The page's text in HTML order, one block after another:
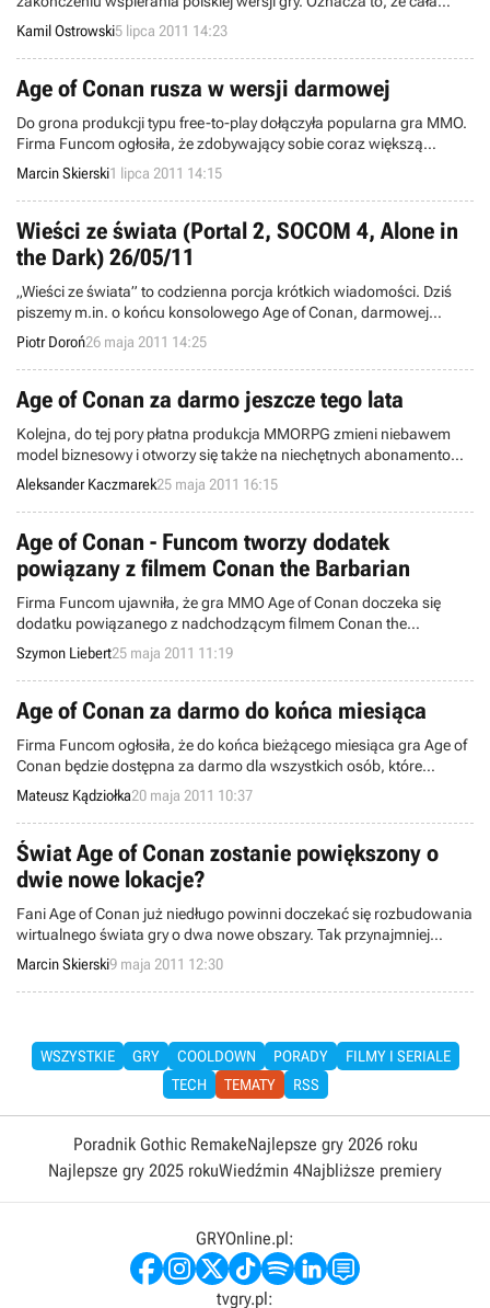
nowa zawartość dodawana do tej produkcji nie będzie dostępna w
naszym języku, ale nasi rodacy stracą też możliwość kontaktowania
się z supportem po polsku. Wciąż nie wiadomo jaki los spotka
serwery skupiające graczy z naszego kraju.
Kamil Ostrowski5 lipca 2011 14:23
Age of Conan rusza w wersji darmowej
Do grona produkcji typu free-to-play dołączyła popularna gra MMO.
Firma Funcom ogłosiła, że zdobywający sobie coraz większą
popularność model biznesowy wszedł już w życie w przypadku Age
of Conan.
Marcin Skierski1 lipca 2011 14:15
Wieści ze świata (Portal 2, SOCOM 4, Alone in
the Dark) 26/05/11
„Wieści ze świata” to codzienna porcja krótkich wiadomości. Dziś
piszemy m.in. o końcu konsolowego Age of Conan, darmowej
muzyce z Portal 2, przejęciu Direct2Drive przez GameFly, a także
potencjalnym wznowieniu Alone in the Dark: The New Nightmare.
Zapraszamy do lektury.
Piotr Doroń26 maja 2011 14:25
Age of Conan za darmo jeszcze tego lata
Kolejna, do tej pory płatna produkcja MMORPG zmieni niebawem
model biznesowy i otworzy się także na niechętnych abonamentom
graczy. Firma Funcom oficjalnie poinformowała, że latem gra Age of
Conan: Hyborian Adventures przejdzie poważną metamorfozę i jako
Age of Conan: Unrated udostępniona zostanie na zasadzie free-to-
play z mikrotransakcjami oraz opcją kont premium.
Aleksander Kaczmarek25 maja 2011 16:15
Age of Conan - Funcom tworzy dodatek
powiązany z filmem Conan the Barbarian
Firma Funcom ujawniła, że gra MMO Age of Conan doczeka się
dodatku powiązanego z nadchodzącym filmem Conan the
Barbarian, który zadebiutuje w kinach pod koniec tego roku. Historia
zaprezentowana w rozszerzeniu rozwinie wątki filmowe i pokaże
dalsze losy znanego uniwersum. Produkcja wzbogaci się o nową
krainę, dziesiątki zadań, nieznane wcześniej potwory i inne atrakcje.
Szymon Liebert25 maja 2011 11:19
Age of Conan za darmo do końca miesiąca
Firma Funcom ogłosiła, że do końca bieżącego miesiąca gra Age of
Conan będzie dostępna za darmo dla wszystkich osób, które
kiedykolwiek stworzyły konto w MMORPG-u norweskiego studia.
Mateusz Kądziołka20 maja 2011 10:37
Świat Age of Conan zostanie powiększony o
dwie nowe lokacje?
Fani Age of Conan już niedługo powinni doczekać się rozbudowania
wirtualnego świata gry o dwa nowe obszary. Tak przynajmniej
wynika z wczorajszego posta na oficjalnym forum.
Marcin Skierski9 maja 2011 12:30
WSZYSTKIE GRY COOLDOWN PORADY
FILMY I SERIALE
TECH
TEMATY RSS
Poradnik Gothic RemakeNajlepsze gry 2026 roku
Najlepsze gry 2025 rokuWiedźmin 4Najbliższe premiery
GRYOnline.pl:
tvgry.pl: